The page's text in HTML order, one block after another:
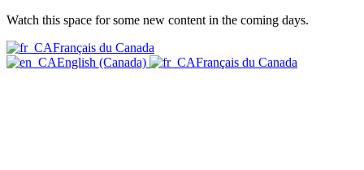
Watch this space for some new content in the coming days.
Français du Canada
English (Canada)
Français du Canada